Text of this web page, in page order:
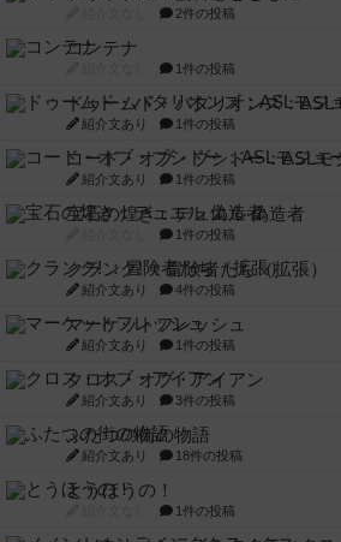
2件の投稿
コンテナ
1件の投稿
ドゥームド・バタリオンズ：ASL
紹介文あり 1件の投稿
コード・オブ・ブシドー：ASLモ
紹介文あり 1件の投稿
宝石の煌き：デュエル 偽造者
1件の投稿
クランク! ：冒険者たち（拡張）
紹介文あり 4件の投稿
マーケットフレッシュ
紹介文あり 1件の投稿
クロス・オブ・アイアン
紹介文あり 3件の投稿
ふたつの街の物語
紹介文あり 18件の投稿
とうほうの！
1件の投稿